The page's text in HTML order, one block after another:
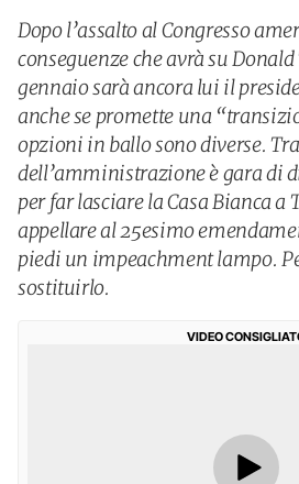
Dopo l’assalto al Congresso
conseguenze che avrà su
gennaio sarà ancora lui il
anche se promette una
opzioni in ballo sono diverse.
dell’amministrazione è gara di
per far lasciare la Casa Bianca a
appellare al 25esimo
piedi un impeachment lampo.
sostituirlo.
VIDEO